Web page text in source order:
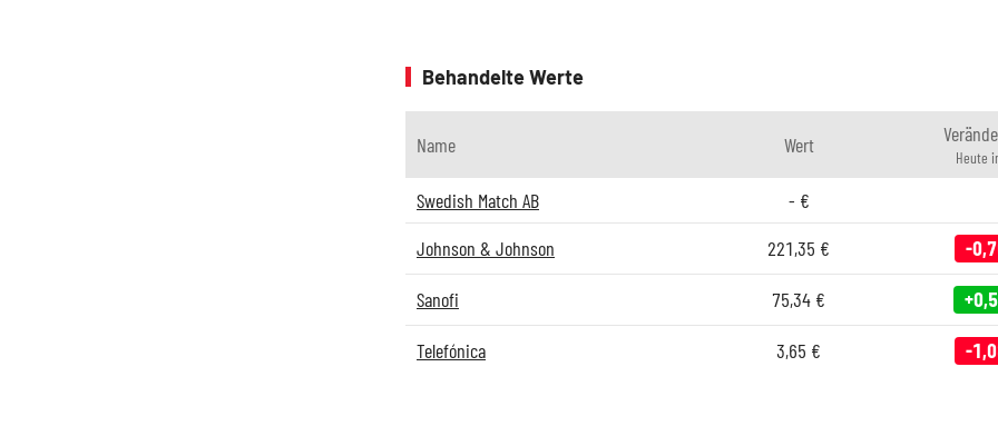
Behandelte Werte
Name Wert
Heute
Swedish Match AB - €
Johnson & Johnson
221,35 € -
Sanofi 75,34 €
Telefónica 3,65 € -